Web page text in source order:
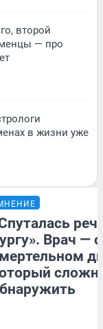
второй
— про
в жизни уже
Врач — о